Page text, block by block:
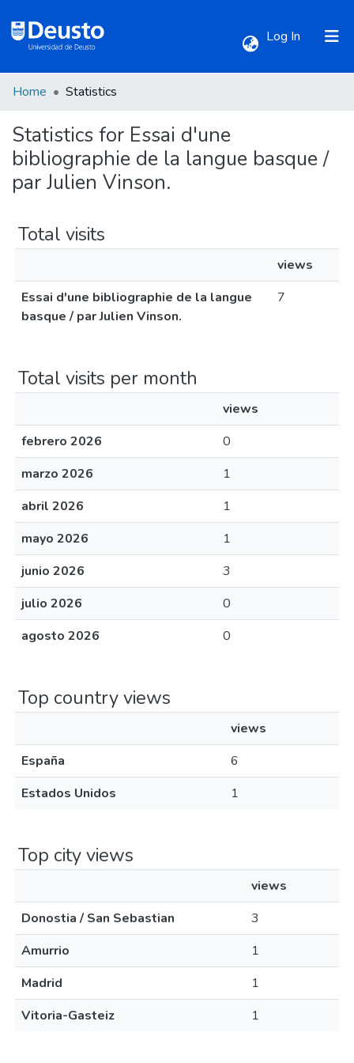
Log In (current)
All of DSpace
Home Statistics
Statistics for Essai d'une
bibliographie de la langue basque /
par Julien Vinson.
Total visits
views
Essai d'une bibliographie de la langue
basque / par Julien Vinson.
7
Total visits per month
views
febrero 2026
0
marzo 2026
1
abril 2026
1
mayo 2026
1
junio 2026
3
julio 2026
0
agosto 2026
0
Top country views
views
España
6
Estados Unidos
1
Top city views
views
Donostia / San Sebastian
3
Amurrio
1
Madrid
1
Vitoria-Gasteiz
1